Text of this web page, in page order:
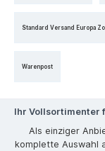
Standard Versand Europa
Warenpost
Ihr Vollsortimenter
Als einziger
komplette Auswahl